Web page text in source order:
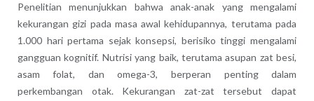
Penelitian menunjukkan bahwa anak-anak yang mengalami
kekurangan gizi pada masa awal kehidupannya, terutama pada
1.000 hari pertama sejak konsepsi, berisiko tinggi mengalami
gangguan kognitif. Nutrisi yang baik, terutama asupan zat besi,
asam folat, dan omega-3, berperan penting dalam
perkembangan otak. Kekurangan zat-zat tersebut dapat